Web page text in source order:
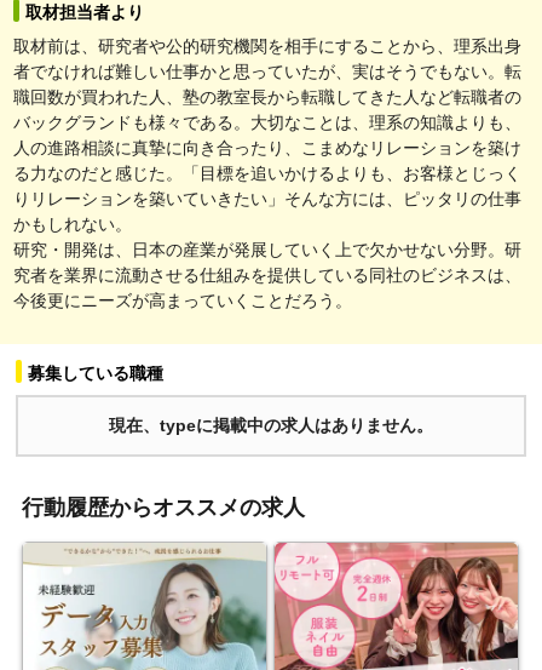
取材担当者より
取材前は、研究者や公的研究機関を相手にすることから、理系出身
者でなければ難しい仕事かと思っていたが、実はそうでもない。転
職回数が買われた人、塾の教室長から転職してきた人など転職者の
バックグランドも様々である。大切なことは、理系の知識よりも、
人の進路相談に真摯に向き合ったり、こまめなリレーションを築け
る力なのだと感じた。「目標を追いかけるよりも、お客様とじっく
りリレーションを築いていきたい」そんな方には、ピッタリの仕事
かもしれない。
研究・開発は、日本の産業が発展していく上で欠かせない分野。研
究者を業界に流動させる仕組みを提供している同社のビジネスは、
今後更にニーズが高まっていくことだろう。
募集している職種
現在、typeに掲載中の求人はありません。
行動履歴からオススメの求人